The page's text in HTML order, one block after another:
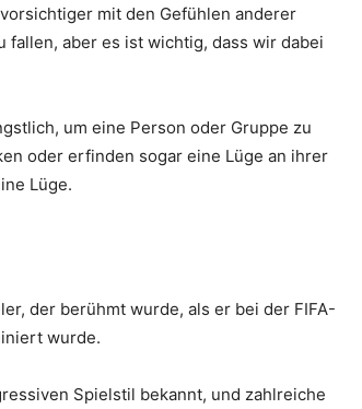
mit den Gefühlen anderer
fallen, aber es ist wichtig, dass wir dabei
um eine Person oder Gruppe zu
oder erfinden sogar eine Lüge an ihrer
Lüge.
der berühmt wurde, als er bei der FIFA-
wurde.
Spielstil bekannt, und zahlreiche